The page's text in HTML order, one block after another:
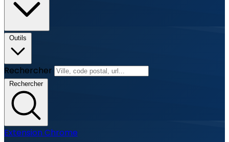
Outils
Rechercher
Rechercher
Extension Chrome